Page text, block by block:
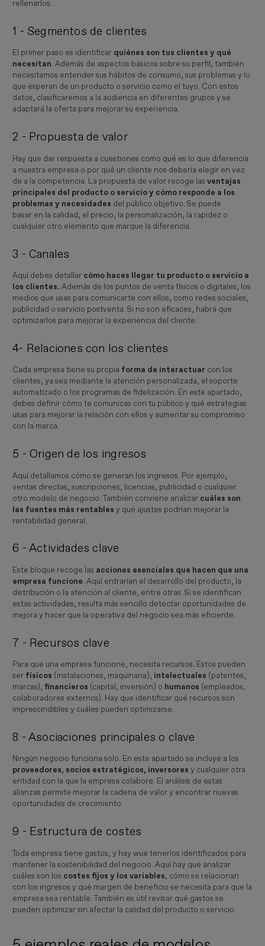
rellenarlos.
1 - Segmentos de clientes
El primer paso es identificar quiénes son tus clientes y qué
necesitan. Además de aspectos básicos sobre su perfil, también
necesitamos entender sus hábitos de consumo, sus problemas y lo
que esperan de un producto o servicio como el tuyo. Con estos
datos, clasificaremos a la audiencia en diferentes grupos y se
adaptará la oferta para mejorar su experiencia.
2 - Propuesta de valor
Hay que dar respuesta a cuestiones como qué es lo que diferencia
a nuestra empresa o por qué un cliente nos debería elegir en vez
de a la competencia. La propuesta de valor recoge lasventajas
principales del producto o servicio y cómo responde a los
problemas y necesidades del público objetivo. Se puede
basar en la calidad, el precio, la personalización, la rapidez o
cualquier otro elemento que marque la diferencia.
3 - Canales
Aquí debes detallar cómo haces llegar tu producto o servicio a
los clientes. Además de los puntos de venta físicos o digitales, los
medios que usas para comunicarte con ellos, como redes sociales,
publicidad o servicio postventa. Si no son eficaces, habrá que
optimizarlos para mejorar la experiencia del cliente.
4- Relaciones con los clientes
Cada empresa tiene su propia forma de interactuar con los
clientes, ya sea mediante la atención personalizada, el soporte
automatizado o los programas de fidelización. En este apartado,
debes definir cómo te comunicas con tu público y qué estrategias
usas para mejorar la relación con ellos y aumentar su compromiso
con la marca.
5 - Origen de los ingresos
Aquí detallamos cómo se generan los ingresos. Por ejemplo,
ventas directas, suscripciones, licencias, publicidad o cualquier
otro modelo de negocio. También conviene analizar cuáles son
las fuentes más rentablesy qué ajustes podrían mejorar la
rentabilidad general.
6 - Actividades clave
Este bloque recoge las acciones esenciales que hacen que una
empresa funcione. Aquí entrarían el desarrollo del producto, la
distribución o la atención al cliente, entre otras. Si se identifican
estas actividades, resulta más sencillo detectar oportunidades de
mejora y hacer que la operativa del negocio sea más eficiente.
7 - Recursos clave
Para que una empresa funcione, necesita recursos. Estos pueden
ser físicos (instalaciones, maquinaria), intelectuales (patentes,
marcas),financieros (capital, inversión) o humanos (empleados,
colaboradores externos). Hay que identificar qué recursos son
imprescindibles y cuáles pueden optimizarse.
8 - Asociaciones principales o clave
Ningún negocio funciona solo. En este apartado se incluye a los
proveedores, socios estratégicos, inversoresy cualquier otra
entidad con la que la empresa colabore. El análisis de estas
alianzas permite mejorar la cadena de valor y encontrar nuevas
oportunidades de crecimiento.
9 - Estructura de costes
Toda empresa tiene gastos, y hay wue tenerlos identificados para
mantener la sostenibilidad del negocio. Aquí hay que analizar
cuáles son los costes fijos y los variables, cómo se relacionan
con los ingresos y qué margen de beneficio se necesita para que la
empresa sea rentable. También es útil revisar qué gastos se
pueden optimizar sin afectar la calidad del producto o servicio.